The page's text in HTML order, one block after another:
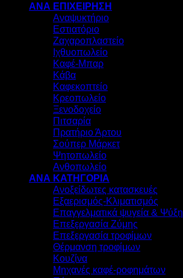
ΑΝΑ ΕΠΙΧΕΙΡΗΣΗ
Αναψυκτήριο
Εστιατόριο
Ζαχαροπλαστείο
Ιχθυοπωλείο
Καφέ-Μπαρ
Κάβα
Καφεκοπτείο
Κρεοπωλείο
Ξενοδοχείο
Πιτσαρία
Πρατήριο Άρτου
Σούπερ Μάρκετ
Ψητοπωλείο
Ανθοπωλείο
ΑΝΑ ΚΑΤΗΓΟΡΙΑ
Ανοξείδωτες κατασκευές
Εξαερισμός-Κλιματισμός
Επαγγελματικά ψυγεία & Ψύξη
Επεξεργασία Ζύμης
Επεξεργασία τροφίμων
Θέρμανση τροφίμων
Κουζίνα
Μηχανές καφέ-ροφημάτων